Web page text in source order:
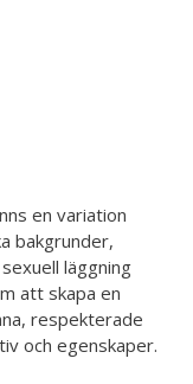
en variation
bakgrunder,
läggning
att skapa en
respekterade
och egenskaper.